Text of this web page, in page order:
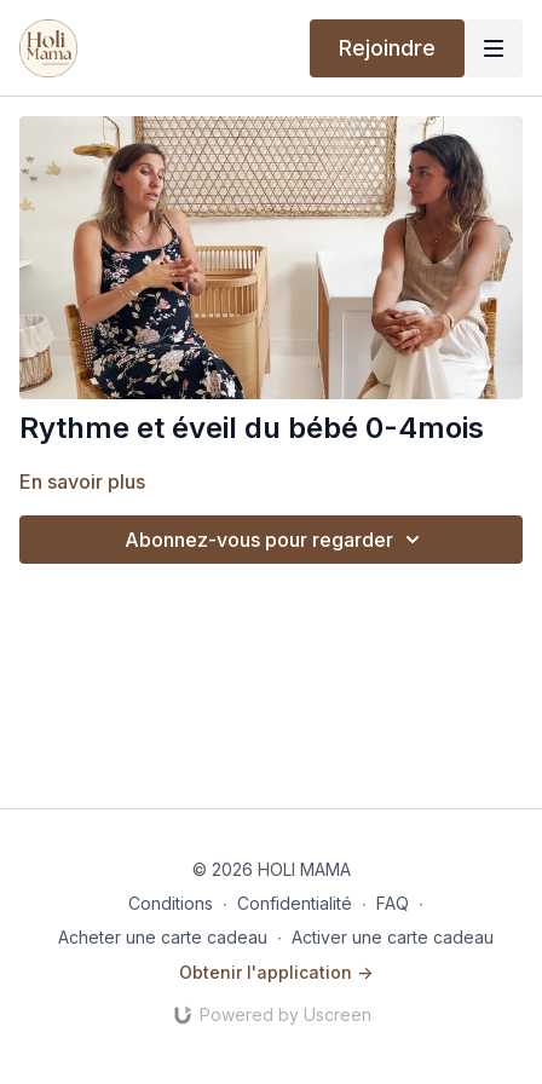
Rejoindre
Rythme et éveil du bébé 0-4mois
En savoir plus
Abonnez-vous pour regarder
© 2026 HOLI MAMA
Conditions ∙ Confidentialité ∙ FAQ ∙
Acheter une carte cadeau ∙ Activer une carte cadeau
Obtenir l'application ->
Powered by Uscreen